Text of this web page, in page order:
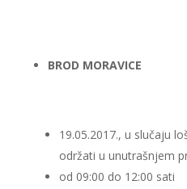
BROD MORAVICE
19.05.2017., u slučaju
održati u unutrašnjem
od 09:00 do 12:00 sati